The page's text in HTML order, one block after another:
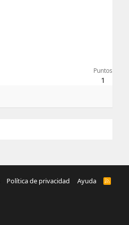
Puntos
1
Política de privacidad Ayuda
R